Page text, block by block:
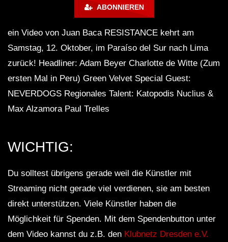
ABONNIEREN
ein Video von Juan Baca RESISTANCE kehrt am
Samstag, 12. Oktober, im Paraíso del Sur nach Lima
zurück! Headliner: Adam Beyer Charlotte de Witte (Zum
ersten Mal in Peru) Green Velvet Special Guest:
NEVERDOGS Regionales Talent: Katopodis Nuclius &
Max Alzamora Paul Trelles
WICHTIG:
Du solltest übrigens gerade weil die Künstler mit
Streaming nicht gerade viel verdienen, sie am besten
direkt unterstützen. Viele Künstler haben die
Möglichkeit für Spenden. Mit dem Spendenbutton unter
dem Video kannst du z.B. den Klubnetz Dresden e.V.